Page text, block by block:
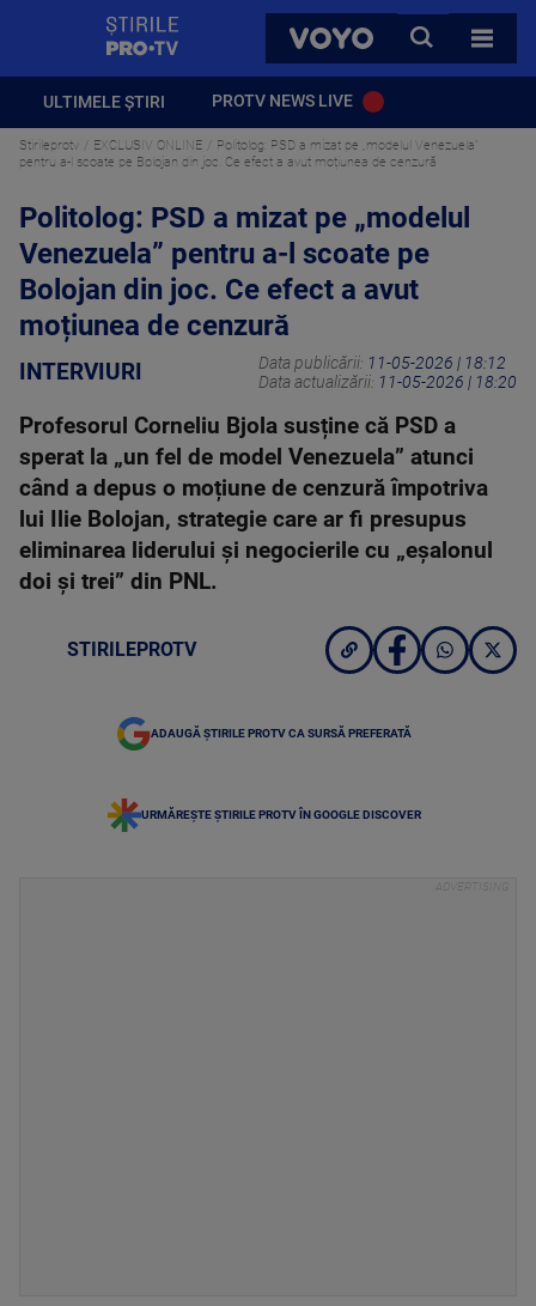
VOYO
CAUTA
TOATE
ULTIMELE ȘTIRI PROTV NEWS LIVE
Stirileprotv EXCLUSIV ONLINE
Politolog: PSD a mizat pe „modelul Venezuela”
pentru a-l scoate pe Bolojan din joc. Ce efect a avut moțiunea de cenzură
Politolog: PSD a mizat pe „modelul
Venezuela” pentru a-l scoate pe
Bolojan din joc. Ce efect a avut
moțiunea de cenzură
INTERVIURI Data publicării: 11-05-2026 | 18:12
Data actualizării: 11-05-2026 | 18:20
Profesorul Corneliu Bjola susține că PSD a
sperat la „un fel de model Venezuela” atunci
când a depus o moțiune de cenzură împotriva
lui Ilie Bolojan, strategie care ar fi presupus
eliminarea liderului și negocierile cu „eșalonul
doi și trei” din PNL.
STIRILEPROTV
ADAUGĂ ȘTIRILE PROTV CA SURSĂ PREFERATĂ
URMĂREȘTE ȘTIRILE PROTV ÎN GOOGLE DISCOVER